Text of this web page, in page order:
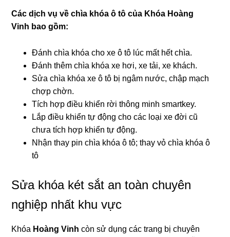
Các dịch vụ về chìa khóa ô tô của Khóa Hoàng
Vinh bao gồm:
Đánh chìa khóa cho xe ô tô lúc mất hết chìa.
Đánh thêm chìa khóa xe hơi, xe tải, xe khách.
Sửa chìa khóa xe ô tô bị ngâm nước, chập mạch
chợp chờn.
Tích hợp điều khiển rời thông minh smartkey.
Lắp điều khiển tự động cho các loại xe đời cũ
chưa tích hợp khiển tự động.
Nhận thay pin chìa khóa ô tô; thay vỏ chìa khóa ô
tô
Sửa khóa két sắt an toàn chuyên
nghiệp nhất khu vực
Khóa Hoàng Vinh còn sử dụng các trang bị chuyên